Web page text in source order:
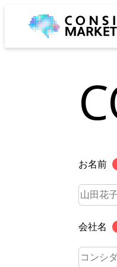
お名前
会社名